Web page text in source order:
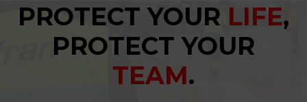
PROTECT YOUR LIFE,
PROTECT YOUR
TEAM.